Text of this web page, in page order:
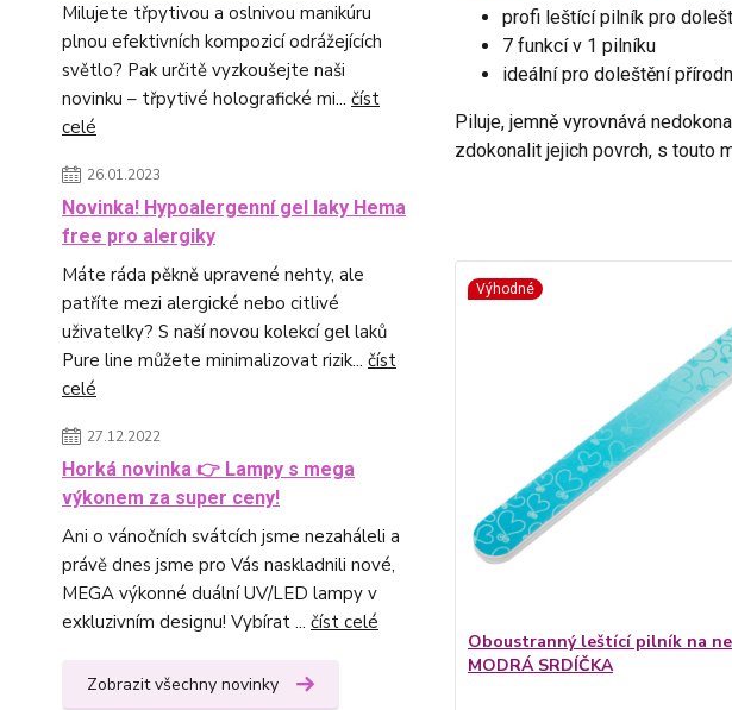
Milujete třpytivou a oslnivou manikúru
plnou efektivních kompozicí odrážejících
světlo? Pak určitě vyzkoušejte naši
novinku – třpytivé holografické mi... číst
celé
26.01.2023
Novinka! Hypoalergenní gel laky Hema
free pro alergiky
Máte ráda pěkně upravené nehty, ale
patříte mezi alergické nebo citlivé
uživatelky? S naší novou kolekcí gel laků
Pure line můžete minimalizovat rizik... číst
celé
27.12.2022
Horká novinka 👉 Lampy s mega
výkonem za super ceny!
Ani o vánočních svátcích jsme nezaháleli a
právě dnes jsme pro Vás naskladnili nové,
MEGA výkonné duální UV/LED lampy v
exkluzivním designu! Vybírat ... číst celé
Zobrazit všechny novinky
profi leštící pilník pro
7 funkcí v 1 pilníku
ideální pro doleštění
Piluje, jemně vyrovnává
zdokonalit jejich povrch, s touto
Výhodné
Oboustranný leštící pilník na
MODRÁ SRDÍČKA